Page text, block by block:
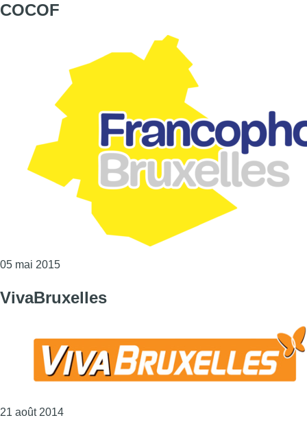
COCOF
05 mai 2015Consulter l'article "COCOF"
VivaBruxelles
21 août 2014Consulter l'article "VivaBruxelles"